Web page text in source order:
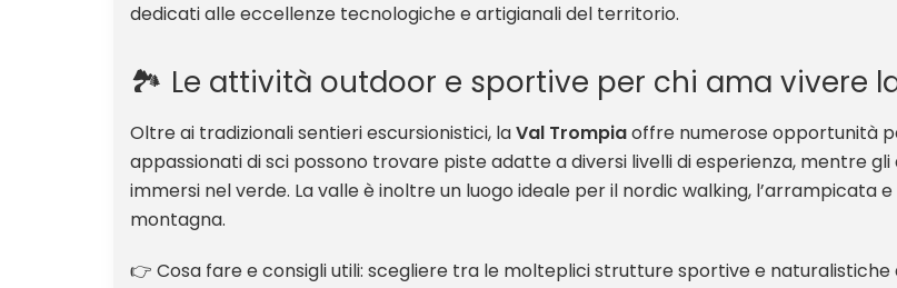
dedicati alle eccellenze tecnologiche e artigianali del territorio.
🏞️ Le attività outdoor e sportive per chi ama vivere
Oltre ai tradizionali sentieri escursionistici, laVal Trompiaoffre numerose opportunità
appassionati di sci possono trovare piste adatte a diversi livelli di esperienza, mentre
immersi nel verde. La valle è inoltre un luogo ideale per il nordic walking, l’arrampicata
montagna.
👉 Cosa fare e consigli utili: scegliere tra le molteplici strutture sportive e naturalistiche